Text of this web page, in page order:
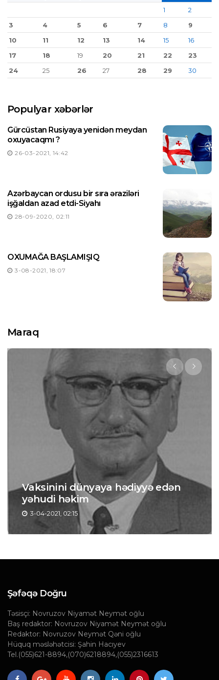
1
2
3
4 5 6 7 8
9
10
11 12 13 14 15
16
17
18 19 20 21 22
23
24
25 26 27 28 29 30
Populyar xəbərlər
Gürcüstan Rusiyaya yenidən meydan
oxuyacaqmı ?
26-03-2021, 14:42
Azərbaycan ordusu bir sıra əraziləri
işğaldan azad etdi-Siyahı
28-09-2020, 02:11
OXUMAĞA BAŞLAMIŞIQ
3-08-2021, 18:07
Maraq
Vaksinini dünyaya hədiyyə edən
yəhudi həkim
3-04-2021, 02:15
Şəfəqə Doğru
Təsisçi: Novruzov Niyamət Neymət oğlu
Baş redaktor: Novruzov Niyamət Neymət oğlu
Redaktor: Novruzov Neymət Qəni oğlu
Hüquq məsləhətcisi: Şahin Hacıyev
Tel.(055)621-8894,(070)6218894,(055)2316613